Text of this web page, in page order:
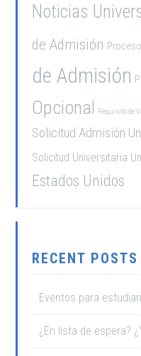
Noticias
de Admisión
de Admisión
Opcional Requisito de
Solicitud Admisión
Solicitud Universitaria
Estados Unidos
RECENT POSTS
Eventos para
¿En lista de espera?